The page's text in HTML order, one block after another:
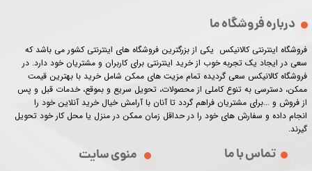
درباره فروشگاه ما
فروشگاه اینترنتی کالانیکس یکی از بزرگترین فروشگاه های اینترنتی کشور می باشد که
سعی در ایجاد یک تجربه خوب از خرید اینترنتی برای کاربران و مشتریان خود دارد. در
فروشگاه کالانیکس سعی گردیده تمام مزیت های ممکن شامل خرید با بهترین قیمت
ممکن، دسترسی به تنوع کاملی از محصولات، تحویل سریع و بموقع، خدمات قبل و پس
از فروش و ...برای مشتریان فراهم گردد تا آنان با آرامش خیال خرید آنلاین خود را
انجام داده و سفارش های خود را در حداقل زمان ممکن در منزل یا محل کار خود تحویل
گیرند.​​​​​​​
منوی سایت تماس با ما